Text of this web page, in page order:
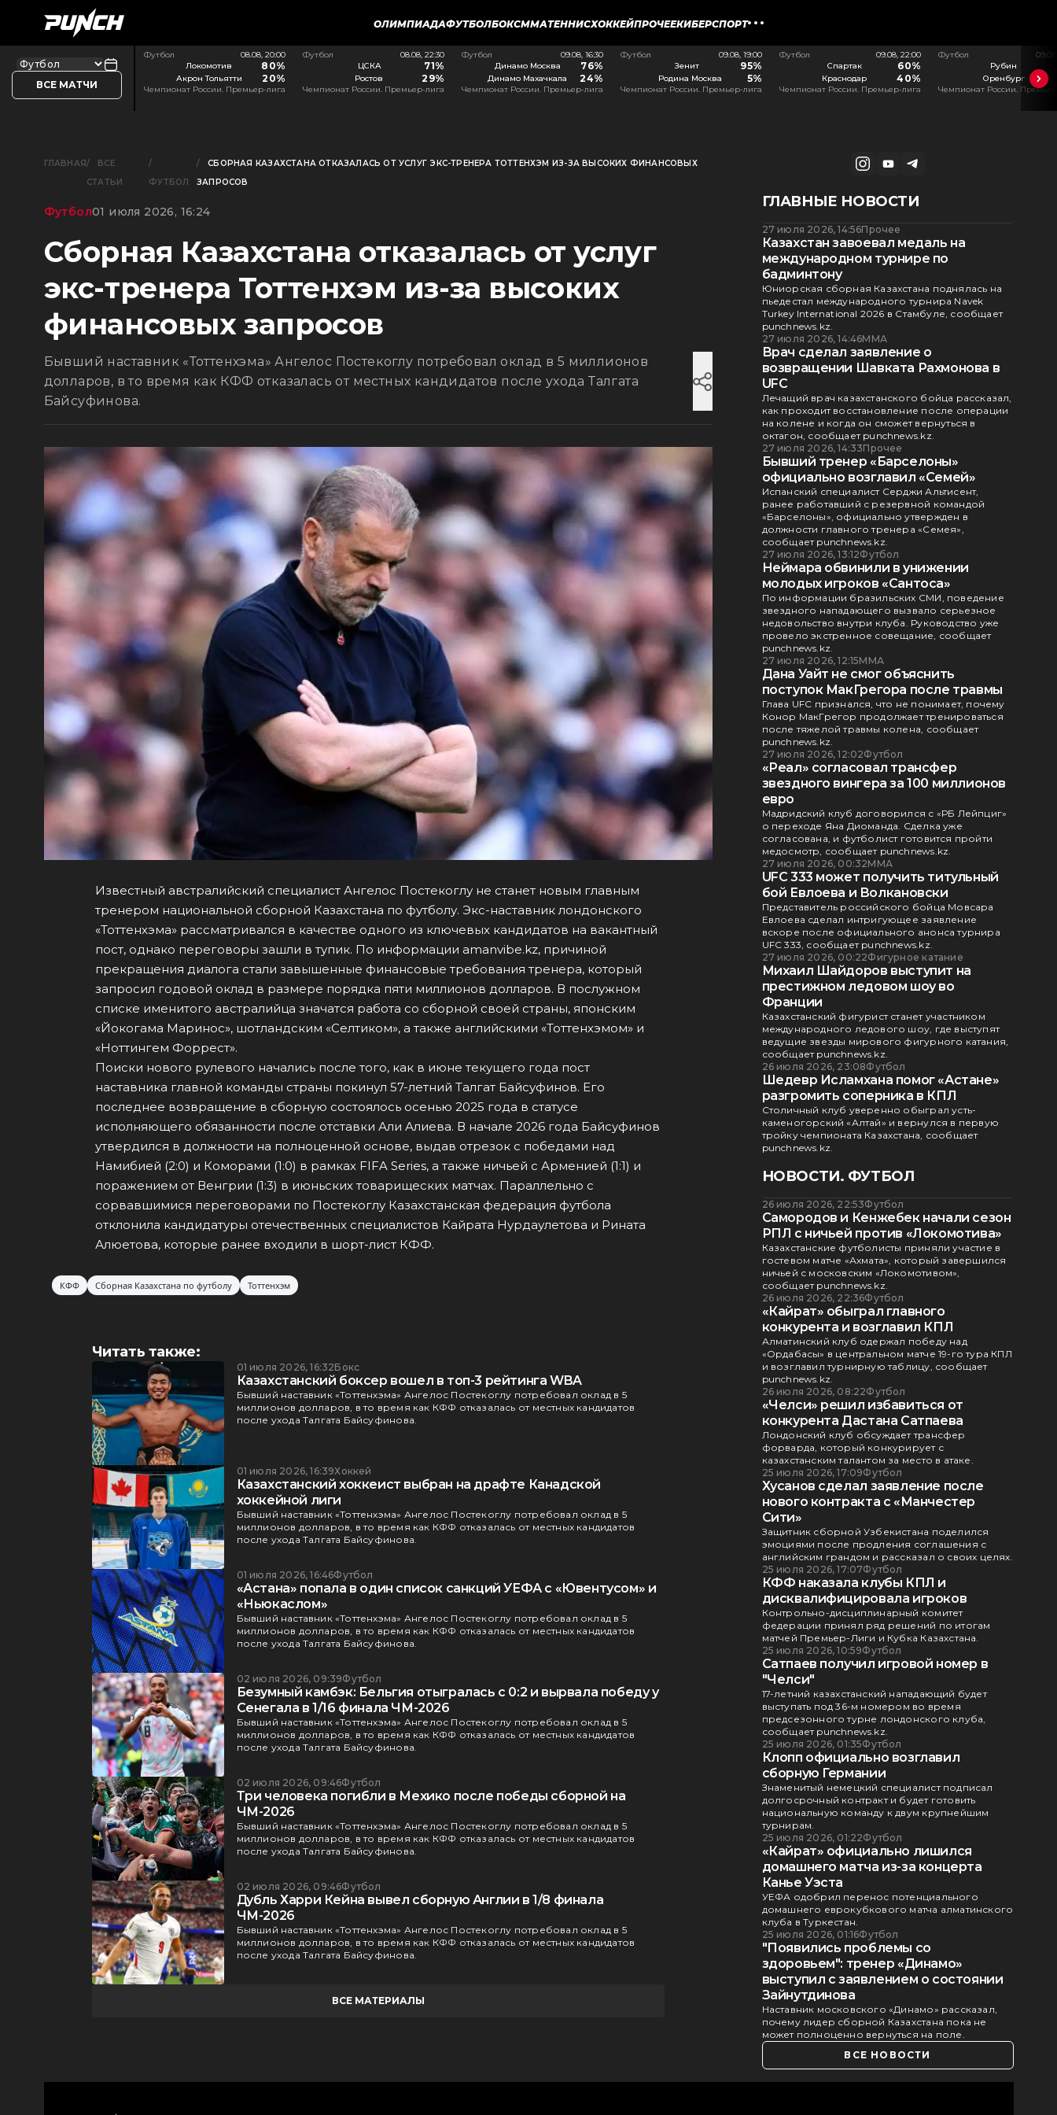
ОЛИМПИАДАФУТБОЛБОКСММАТЕННИСХОККЕЙПРОЧЕЕКИБЕРСПОРТ
ВСЕ МАТЧИ
Футбол
08.08, 20:00
Локомотив
80%
Акрон Тольятти 20%
Чемпионат России. Премьер-лига
Футбол
08.08, 22:30
ЦСКА
71%
Ростов 29%
Чемпионат России. Премьер-лига
Футбол
09.08, 16:30
Динамо Москва
76%
Динамо Махачкала 24%
Чемпионат России. Премьер-лига
Футбол
09.08, 19:00
Зенит
95%
Родина Москва 5%
Чемпионат России. Премьер-лига
Футбол
09.08, 22:00
Спартак
60%
Краснодар 40%
Чемпионат России. Премьер-лига
Футбол
Рубин
Оренбург
Чемпионат России.
ГЛАВНАЯ
ВСЕ
СТАТЬИ
ФУТБОЛ
СБОРНАЯ КАЗАХСТАНА ОТКАЗАЛАСЬ ОТ УСЛУГ ЭКС-ТРЕНЕРА ТОТТЕНХЭМ ИЗ-ЗА ВЫСОКИХ ФИНАНСОВЫХ
ЗАПРОСОВ
Футбол01 июля 2026, 16:24
Сборная Казахстана отказалась от услуг
экс-тренера Тоттенхэм из-за высоких
финансовых запросов
Бывший наставник «Тоттенхэма» Ангелос Постекоглу потребовал оклад в 5 миллионов
долларов, в то время как КФФ отказалась от местных кандидатов после ухода Талгата
Байсуфинова.
Известный австралийский специалист Ангелос Постекоглу не станет новым главным
тренером национальной сборной Казахстана по футболу. Экс-наставник лондонского
«Тоттенхэма» рассматривался в качестве одного из ключевых кандидатов на вакантный
пост, однако переговоры зашли в тупик. По информации amanvibe.kz, причиной
прекращения диалога стали завышенные финансовые требования тренера, который
запросил годовой оклад в размере порядка пяти миллионов долларов. В послужном
списке именитого австралийца значатся работа со сборной своей страны, японским
«Йокогама Маринос», шотландским «Селтиком», а также английскими «Тоттенхэмом» и
«Ноттингем Форрест».
Поиски нового рулевого начались после того, как в июне текущего года пост
наставника главной команды страны покинул 57-летний Талгат Байсуфинов. Его
последнее возвращение в сборную состоялось осенью 2025 года в статусе
исполняющего обязанности после отставки Али Алиева. В начале 2026 года Байсуфинов
утвердился в должности на полноценной основе, выдав отрезок с победами над
Намибией (2:0) и Коморами (1:0) в рамках FIFA Series, а также ничьей с Арменией (1:1) и
поражением от Венгрии (1:3) в июньских товарищеских матчах. Параллельно с
сорвавшимися переговорами по Постекоглу Казахстанская федерация футбола
отклонила кандидатуры отечественных специалистов Кайрата Нурдаулетова и Рината
Алюетова, которые ранее входили в шорт-лист КФФ.
КФФ Сборная Казахстана по футболу Тоттенхэм
Читать также:
01 июля 2026, 16:32Бокс
Казахстанский боксер вошел в топ-3 рейтинга WBA
Бывший наставник «Тоттенхэма» Ангелос Постекоглу потребовал оклад в 5
миллионов долларов, в то время как КФФ отказалась от местных кандидатов
после ухода Талгата Байсуфинова.
01 июля 2026, 16:39Хоккей
Казахстанский хоккеист выбран на драфте Канадской
хоккейной лиги
Бывший наставник «Тоттенхэма» Ангелос Постекоглу потребовал оклад в 5
миллионов долларов, в то время как КФФ отказалась от местных кандидатов
после ухода Талгата Байсуфинова.
01 июля 2026, 16:46Футбол
«Астана» попала в один список санкций УЕФА с «Ювентусом» и
«Ньюкаслом»
Бывший наставник «Тоттенхэма» Ангелос Постекоглу потребовал оклад в 5
миллионов долларов, в то время как КФФ отказалась от местных кандидатов
после ухода Талгата Байсуфинова.
02 июля 2026, 09:39Футбол
Безумный камбэк: Бельгия отыгралась с 0:2 и вырвала победу у
Сенегала в 1/16 финала ЧМ-2026
Бывший наставник «Тоттенхэма» Ангелос Постекоглу потребовал оклад в 5
миллионов долларов, в то время как КФФ отказалась от местных кандидатов
после ухода Талгата Байсуфинова.
02 июля 2026, 09:46Футбол
Три человека погибли в Мехико после победы сборной на
ЧМ-2026
Бывший наставник «Тоттенхэма» Ангелос Постекоглу потребовал оклад в 5
миллионов долларов, в то время как КФФ отказалась от местных кандидатов
после ухода Талгата Байсуфинова.
02 июля 2026, 09:46Футбол
Дубль Харри Кейна вывел сборную Англии в 1/8 финала
ЧМ-2026
Бывший наставник «Тоттенхэма» Ангелос Постекоглу потребовал оклад в 5
миллионов долларов, в то время как КФФ отказалась от местных кандидатов
после ухода Талгата Байсуфинова.
ВСЕ МАТЕРИАЛЫ
ГЛАВНЫЕ НОВОСТИ
27 июля 2026, 14:56Прочее
Казахстан завоевал медаль на
международном турнире по
бадминтону
Юниорская сборная Казахстана поднялась на
пьедестал международного турнира Navek
Turkey International 2026 в Стамбуле, сообщает
punchnews.kz.
27 июля 2026, 14:46ММА
Врач сделал заявление о
возвращении Шавката Рахмонова в
UFC
Лечащий врач казахстанского бойца рассказал,
как проходит восстановление после операции
на колене и когда он сможет вернуться в
октагон, сообщает punchnews.kz.
27 июля 2026, 14:33Прочее
Бывший тренер «Барселоны»
официально возглавил «Семей»
Испанский специалист Серджи Альтисент,
ранее работавший с резервной командой
«Барселоны», официально утвержден в
должности главного тренера «Семея»,
сообщает punchnews.kz.
27 июля 2026, 13:12Футбол
Неймара обвинили в унижении
молодых игроков «Сантоса»
По информации бразильских СМИ, поведение
звездного нападающего вызвало серьезное
недовольство внутри клуба. Руководство уже
провело экстренное совещание, сообщает
punchnews.kz.
27 июля 2026, 12:15ММА
Дана Уайт не смог объяснить
поступок МакГрегора после травмы
Глава UFC признался, что не понимает, почему
Конор МакГрегор продолжает тренироваться
после тяжелой травмы колена, сообщает
punchnews.kz.
27 июля 2026, 12:02Футбол
«Реал» согласовал трансфер
звездного вингера за 100 миллионов
евро
Мадридский клуб договорился с «РБ Лейпциг»
о переходе Яна Диоманда. Сделка уже
согласована, и футболист готовится пройти
медосмотр, сообщает punchnews.kz.
27 июля 2026, 00:32ММА
UFC 333 может получить титульный
бой Евлоева и Волкановски
Представитель российского бойца Мовсара
Евлоева сделал интригующее заявление
вскоре после официального анонса турнира
UFC 333, сообщает punchnews.kz.
27 июля 2026, 00:22Фигурное катание
Михаил Шайдоров выступит на
престижном ледовом шоу во
Франции
Казахстанский фигурист станет участником
международного ледового шоу, где выступят
ведущие звезды мирового фигурного катания,
сообщает punchnews.kz.
26 июля 2026, 23:08Футбол
Шедевр Исламхана помог «Астане»
разгромить соперника в КПЛ
Столичный клуб уверенно обыграл усть-
каменогорский «Алтай» и вернулся в первую
тройку чемпионата Казахстана, сообщает
punchnews.kz.
НОВОСТИ. ФУТБОЛ
26 июля 2026, 22:53Футбол
Самородов и Кенжебек начали сезон
РПЛ с ничьей против «Локомотива»
Казахстанские футболисты приняли участие в
гостевом матче «Ахмата», который завершился
ничьей с московским «Локомотивом»,
сообщает punchnews.kz.
26 июля 2026, 22:36Футбол
«Кайрат» обыграл главного
конкурента и возглавил КПЛ
Алматинский клуб одержал победу над
«Ордабасы» в центральном матче 19-го тура КПЛ
и возглавил турнирную таблицу, сообщает
punchnews.kz.
26 июля 2026, 08:22Футбол
«Челси» решил избавиться от
конкурента Дастана Сатпаева
Лондонский клуб обсуждает трансфер
форварда, который конкурирует с
казахстанским талантом за место в атаке.
25 июля 2026, 17:09Футбол
Хусанов сделал заявление после
нового контракта с «Манчестер
Сити»
Защитник сборной Узбекистана поделился
эмоциями после продления соглашения с
английским грандом и рассказал о своих целях.
25 июля 2026, 17:07Футбол
КФФ наказала клубы КПЛ и
дисквалифицировала игроков
Контрольно-дисциплинарный комитет
федерации принял ряд решений по итогам
матчей Премьер-Лиги и Кубка Казахстана.
25 июля 2026, 10:59Футбол
Сатпаев получил игровой номер в
"Челси"
17-летний казахстанский нападающий будет
выступать под 36-м номером во время
предсезонного турне лондонского клуба,
сообщает punchnews.kz.
25 июля 2026, 01:35Футбол
Клопп официально возглавил
сборную Германии
Знаменитый немецкий специалист подписал
долгосрочный контракт и будет готовить
национальную команду к двум крупнейшим
турнирам.
25 июля 2026, 01:22Футбол
«Кайрат» официально лишился
домашнего матча из-за концерта
Канье Уэста
УЕФА одобрил перенос потенциального
домашнего еврокубкового матча алматинского
клуба в Туркестан.
25 июля 2026, 01:16Футбол
"Появились проблемы со
здоровьем": тренер «Динамо»
выступил с заявлением о состоянии
Зайнутдинова
Наставник московского «Динамо» рассказал,
почему лидер сборной Казахстана пока не
может полноценно вернуться на поле.
ВСЕ НОВОСТИ